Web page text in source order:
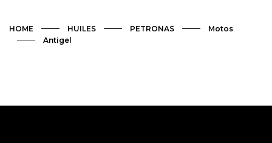
HOME HUILES PETRONAS
Motos
Antigel